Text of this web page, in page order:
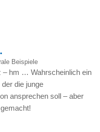
Beispiele
– hm … Wahrscheinlich ein
die junge
ansprechen soll – aber